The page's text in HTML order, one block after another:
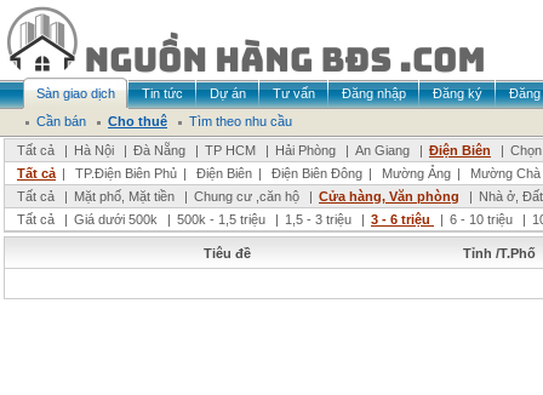
Sàn giao dịch Tin tức Dự án Tư vấn Đăng nhập Đăng ký
Đăng
Cần bán
Cho thuê
Tìm theo nhu cầu
Tất cả
| Hà Nội | Đà Nẵng | TP HCM | Hải Phòng | An Giang | Điện Biên |
Tất cả | TP.Điện Biên Phủ | Điện Biên | Điện Biên Đông | Mường Ảng |
Mường Chà
Tất cả
| Mặt phố, Mặt tiền | Chung cư ,căn hộ | Cửa hàng, Văn phòng | Nhà ở,
Tất cả
| Giá dưới 500k | 500k - 1,5 triệu | 1,5 - 3 triệu | 3 - 6 triệu | 6 - 10 triệu |
Tiêu đề Tỉnh /T.Phố